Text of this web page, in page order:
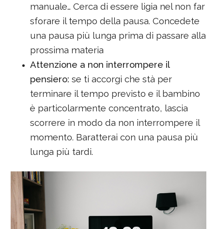
manuale… Cerca di essere ligia nel non far
sforare il tempo della pausa. Concedete
una pausa più lunga prima di passare alla
prossima materia
Attenzione a non interrompere il
pensiero: se ti accorgi che stà per
terminare il tempo previsto e il bambino
è particolarmente concentrato, lascia
scorrere in modo da non interrompere il
momento. Baratterai con una pausa più
lunga più tardi.